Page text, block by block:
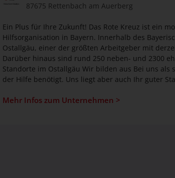
87675 Rettenbach am Auerberg
Ein Plus für Ihre Zukunft! Das Rote Kreuz ist ein
Hilfsorganisation in Bayern. Innerhalb des
Ostallgäu, einer der größten Arbeitgeber mit
Darüber hinaus sind rund 250 neben- und 2300
Standorte im Ostallgäu Wir bilden aus Bei uns als sozialem Dienstleister steht jeder Mensch im Mittelpunkt,
der Hilfe benötigt. Uns liegt aber auch Ihr guter
Ausbildung!
Mehr Infos zum Unternehmen >